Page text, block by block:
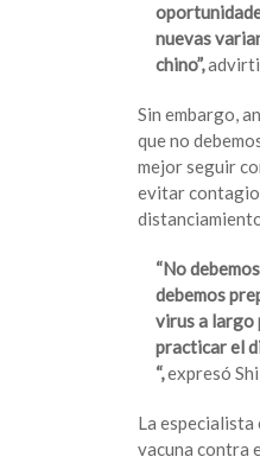
nuevas
chino”,
Sin embargo,
que no
mejor seguir
evitar
“No
debemos
virus a largo
practicar el
“,expresó
La
vacuna contra